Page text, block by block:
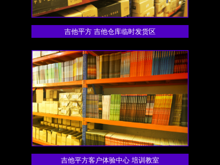
吉他平方 吉他仓库临时发货区
吉他平方客户体验中心 培训教室